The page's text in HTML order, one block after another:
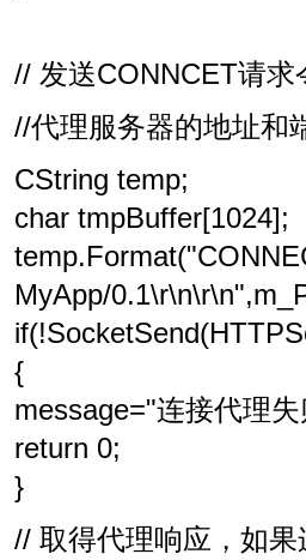
// 发送CONNCET请
//代理服务器的地址和
CString temp;
char tmpBuffer[1024];
MyApp/
{
message="连接代理
return 0;
}
// 取得代理响应，如